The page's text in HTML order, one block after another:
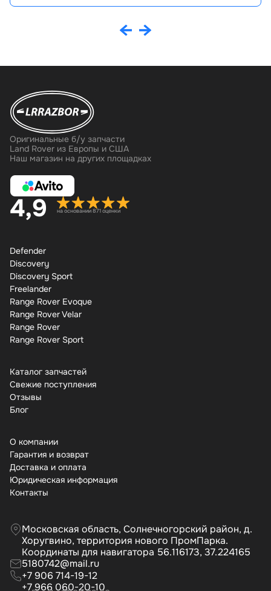
Оригинальные б/у запчасти
Land Rover из Европы и США
Наш магазин на других площадках
4,9 на основании 871 оценки
Defender
Discovery
Discovery Sport
Freelander
Range Rover Evoque
Range Rover Velar
Range Rover
Range Rover Sport
Каталог запчастей
Свежие поступления
Отзывы
Бло
О компании
Гарантия и возврат
Доставка и оплата
Юридическая информация
Контакты
Московская область, Солнечногорский район, д.
Хоругвино, территория нового ПромПарка.
Координаты для навигатора 56.116173, 37.224165
5180742@mail.ru
+7 906 714-19-12
+7 966 060-20-10